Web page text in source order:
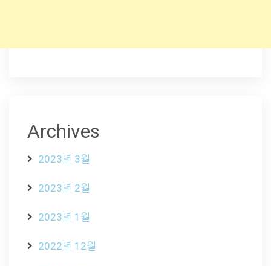
Archives
2023년 3월
2023년 2월
2023년 1월
2022년 12월